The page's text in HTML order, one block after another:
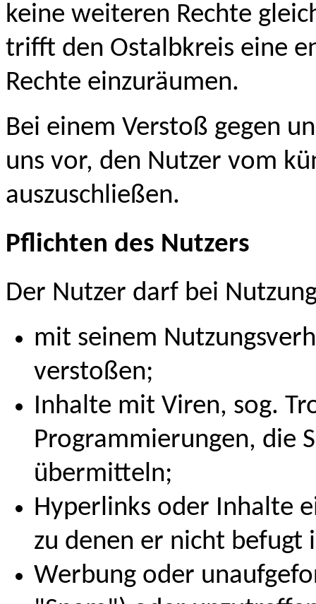
keine weiteren Rechte
trifft den Ostalbkreis eine
Rechte einzuräumen.
Bei einem Verstoß gegen
uns vor, den Nutzer vom
auszuschließen.
Pflichten des Nutzers
Der Nutzer darf bei
mit seinem
verstoßen;
Inhalte mit Viren, sog.
Programmierungen, die
übermitteln;
Hyperlinks oder Inhalte
zu denen er nicht befugt
Werbung oder